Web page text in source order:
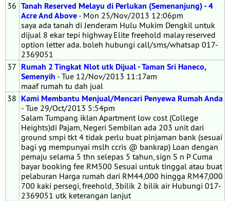
36 Tanah Reserved Melayu di Perlukan (Semenanjung) - 4
Acre And Above - Mon 25/Nov/2013 12:06pm
saya ada tanah di Jenderam Hulu Mukim Dengkil untuk
dijual 8 ekar tepi highway Elite freehold malay reserved
option letter ada. boleh hubungi call/sms/whatsap 017-
2369051
37 Rumah 2 Tingkat Nlot utk Dijual - Taman Sri Haneco,
Semenyih - Tue 12/Nov/2013 11:17am
maaf rumah tu dah jual
38 Kami Membantu Menjual/Mencari Penyewa Rumah Anda
- Tue 29/Oct/2013 5:54pm
Salam Tumpang iklan Apartment low cost (College
Heights)di Pajam, Negeri Sembilan ada 203 unit dari
ground smpi tkt 4 tidak perlu buat pinjaman bank (sesuai
bagi yg mempunyai mslh ccris @ bankrap) Loan dengan
pemaju selama 5 thn selepas 5 tahun, sign S n P Cuma
bayar booking fee RM500 Sesuai untuk tinggal atau buat
pelaburan Harga rumah dari RM44,000 hingga RM47,000
700 kaki persegi, freehold, 3bilik 2 bilik air Hubungi 017-
2369051 utk keterangan lanjut